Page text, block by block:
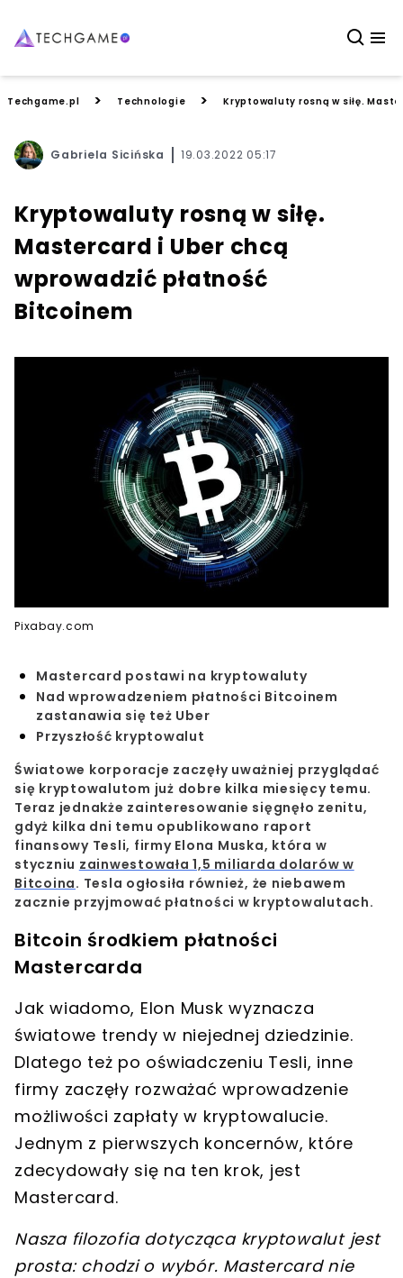
Techgame.pl > Technologie > Kryptowaluty rosną w siłę.
Gabriela Sicińska 19.03.2022 05:17
Kryptowaluty rosną w siłę.
Mastercard i Uber chcą
wprowadzić płatność
Bitcoinem
Pixabay.com
Mastercard postawi na kryptowaluty
Nad wprowadzeniem płatności Bitcoinem
zastanawia się też Uber
Przyszłość kryptowalut
Światowe korporacje zaczęły uważniej przyglądać
się kryptowalutom już dobre kilka miesięcy temu.
Teraz jednakże zainteresowanie sięgnęło zenitu,
gdyż kilka dni temu opublikowano raport
finansowy Tesli, firmy Elona Muska, która w
styczniu zainwestowała 1,5 miliarda dolarów w
Bitcoina. Tesla ogłosiła również, że niebawem
zacznie przyjmować płatności w kryptowalutach.
Bitcoin środkiem płatności
Mastercarda
Jak wiadomo, Elon Musk wyznacza
światowe trendy w niejednej dziedzinie.
Dlatego też po oświadczeniu Tesli, inne
firmy zaczęły rozważać wprowadzenie
możliwości zapłaty w kryptowalucie.
Jednym z pierwszych koncernów, które
zdecydowały się na ten krok, jest
Mastercard.
Nasza filozofia dotycząca kryptowalut jest
prosta: chodzi o wybór. Mastercard nie